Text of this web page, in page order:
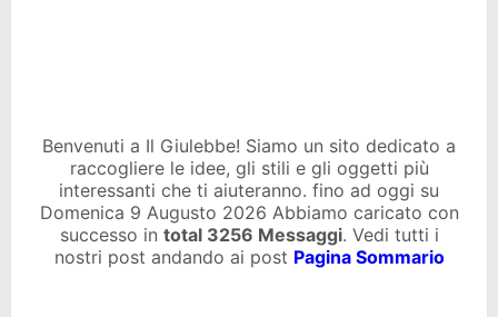
Benvenuti a Il Giulebbe! Siamo un sito dedicato a
raccogliere le idee, gli stili e gli oggetti più
interessanti che ti aiuteranno. fino ad oggi su
Domenica 9 Augusto 2026 Abbiamo caricato con
successo in total 3256 Messaggi. Vedi tutti i
nostri post andando ai post Pagina Sommario